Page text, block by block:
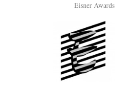
Eisner Awards